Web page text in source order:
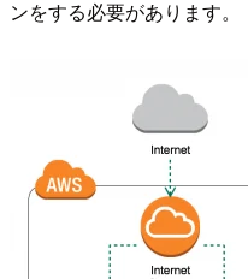
ンをする必要があります。